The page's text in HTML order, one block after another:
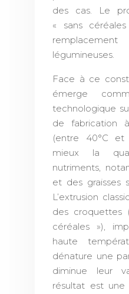
des cas. Le
« sans
légumineuses.
Face à ce
émerge
technologique
de fabrication
(entre 40°C et
mieux la
nutriments,
et des graisses
L’extrusion
des croquettes
céréales »),
haute
dénature une
diminue leur
résultat est une